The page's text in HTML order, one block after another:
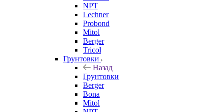
NPT
Lechner
Probond
Mitol
Berger
Tricol
Грунтовки
Назад
Грунтовки
Berger
Bona
Mitol